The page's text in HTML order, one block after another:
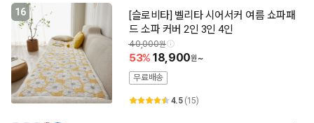
16
[슬로비타] 벨리타 시어서커 여름 쇼파패
드 소파 커버 2인 3인 4인
40,000
53 18,900
~
무료배송
4.5 (15)